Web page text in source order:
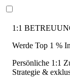
1:1
Werde Top 1 %
Persönliche 1:1
Strategie &